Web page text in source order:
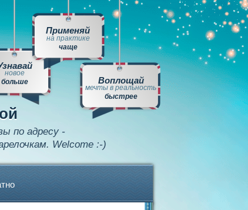
по адресу -
Welcome :-)
новое
больше
Применяй
на практике
чаще
Воплощай
мечты в реальность
быстрее